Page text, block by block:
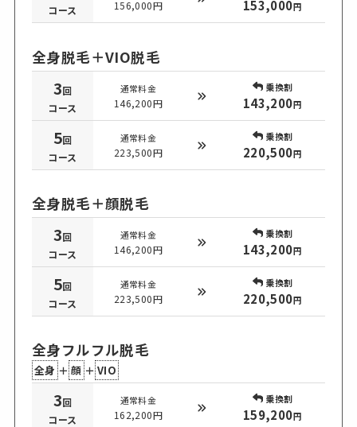
コース
156,000円 153,000円
全身脱毛＋VIO脱毛
3回
コース
通常料金
146,200円
乗換割
143,200円
5回
コース
通常料金
223,500円
乗換割
220,500円
全身脱毛＋顔脱毛
3回
コース
通常料金
146,200円
乗換割
143,200円
5回
コース
通常料金
223,500円
乗換割
220,500円
全身フルフル脱毛
全身 ＋顔＋ VIO
3回
コース
通常料金
162,200円
乗換割
159,200円